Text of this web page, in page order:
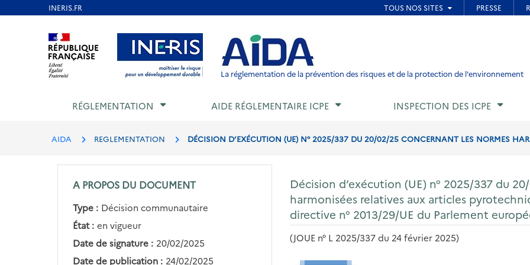
Aller au contenu Aller au menu Aller au pied de page
La réglementation de la prévention des risques et de la protection de l'environnement
RÉGLEMENTATION AIDE RÉGLEMENTAIRE ICPE INSPECTION DES ICPE
AIDA REGLEMENTATION DÉCISION D’EXÉCUTION (UE) N° 2025/337 DU 20/02/25 CONCERNANT LES NORMES
A PROPOS DU DOCUMENT
Type : Décision communautaire
État : en vigueur
Date de signature : 20/02/2025
Date de publication : 24/02/2025
Décision d’exécution (UE) n° 2025/337 du
harmonisées relatives aux articles
directive n° 2013/29/UE du Parlement
(JOUE n° L 2025/337 du 24 février 2025)